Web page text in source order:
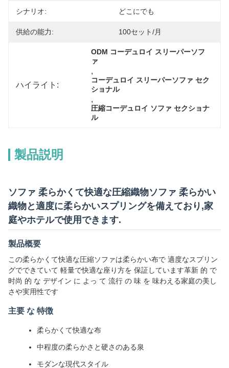
シナリオ: どこにでも
供給の能力: 100セット/月
ハイライト:
ODM コーデュロイ スリーパーソフ
ァ
,
コーデュロイ スリーパーソファ セク
ショナル
,
圧縮コーデュロイ ソファ セクショナ
ル
製品説明
ソファ 柔らかくて快適な圧縮織物ソファ 柔らかい
織物と適度に柔らかいスプリングを備えており,家
庭やホテルで使用できます.
製品概要
この柔らかくて快適な圧縮ソファは柔らかい布で 適度なスプリン
グでできていて 軽量で快適な座り方を 保証しています革新 的 で
时尚 的 な デザイン に よっ て 流行 の 味 を 味わえる家庭の美し
さや実用性です
主要 な 特徴
柔らかくて快適な布
中程度の柔らかさと硬さのある泉
モダンな現代スタイル